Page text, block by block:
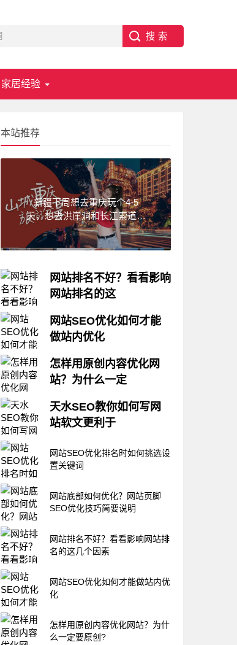
家居经验
本站推荐
新疆下周想去重庆玩个4-5
天，想去洪崖洞和长江索道，
武隆天坑,求一份重庆旅游攻
略！费用不要太高?
网站排名不好？看看影响
网站排名的这
网站建设好了以后正式上线却始
终没有好的排名，这让很多站长
心急如焚，不知所措。是的，网
要，排名的好坏直接影响网站带
来客户的多少，难免让站长们焦
急。那么如何改变网站排名不好
的现状呢呢?下面天水网站优化
小编带您看看影响网
网站SEO优化如何才能
做站内优化
很多人在做网站SEO优化时深深
感受到确实不好做，关键词排名
上不去、不稳定或不持续等。关
素，即使再牛的SEO大拿也无法
保证关键词百分百上首页，但天
水SEO认为只要我们拥有正确
步骤，充
怎样用原创内容优化网
站？为什么一定
随着互联网发展的越来越成熟，
相信很多人都听说过，网站SEO
优化的过程中原创文章是比较重
说要写一篇好文章，这样才能受
到搜索引擎的喜欢，一篇好文章
对网站来说是十分有益的，但是
一件简单的事情
天水SEO教你如何写网
站软文更利于
外包还是自己亲手写，软文对做
排名起着非常关键的作用。有时
大的冲击，但是如何才能写出有
精髓且吸引人的软文是个很大的
问题。那么，怎样写好一篇软文
站软文更利于
网站SEO优化排名时如何挑选设
置关键词
网站底部如何优化？网站页脚
SEO优化技巧简要说明
网站排名不好？看看影响网站排
名的这几个因素
网站SEO优化如何才能做站内优
化
怎样用原创内容优化网站？为什
么一定要原创?